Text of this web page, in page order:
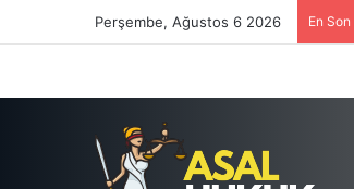
Perşembe, Ağustos 6 2026 En